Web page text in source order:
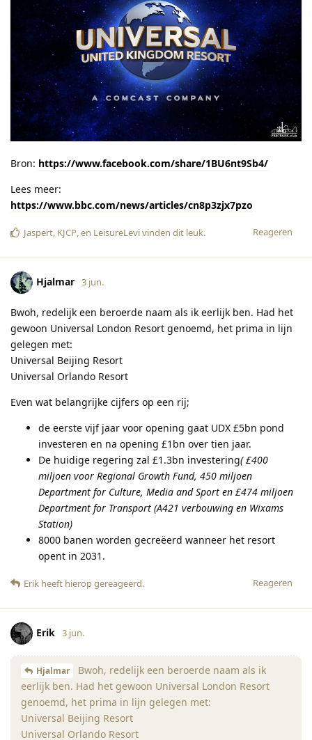
Bron: https://www.facebook.com/share/1BU6nt9Sb4/
Lees meer:
https://www.bbc.com/news/articles/cn8p3zjx7pzo
Reageren
Jaspert, KJCP, en LeisureLevivinden dit leuk.
Hjalmar 3 jun.
Bwoh, redelijk een beroerde naam als ik eerlijk ben. Had het
gewoon Universal London Resort genoemd, het prima in lijn
gelegen met:
Universal Beijing Resort
Universal Orlando Resort
Even wat belangrijke cijfers op een rij;
de eerste vijf jaar voor opening gaat UDX £5bn pond
investeren en na opening £1bn over tien jaar.
De huidige regering zal £1.3bn investering( £400
miljoen voor Regional Growth Fund, 450 miljoen
Department for Culture, Media and Sport en £474 miljoen
Department for Transport (A421 verbouwing en Wixams
Station)
8000 banen worden gecreëerd wanneer het resort
opent in 2031.
Reageren
Erik heeft hierop gereageerd.
Erik 3 jun.
Hjalmar
Bwoh, redelijk een beroerde naam als ik
eerlijk ben. Had het gewoon Universal London Resort
genoemd, het prima in lijn gelegen met:
Universal Beijing Resort
Universal Orlando Resort